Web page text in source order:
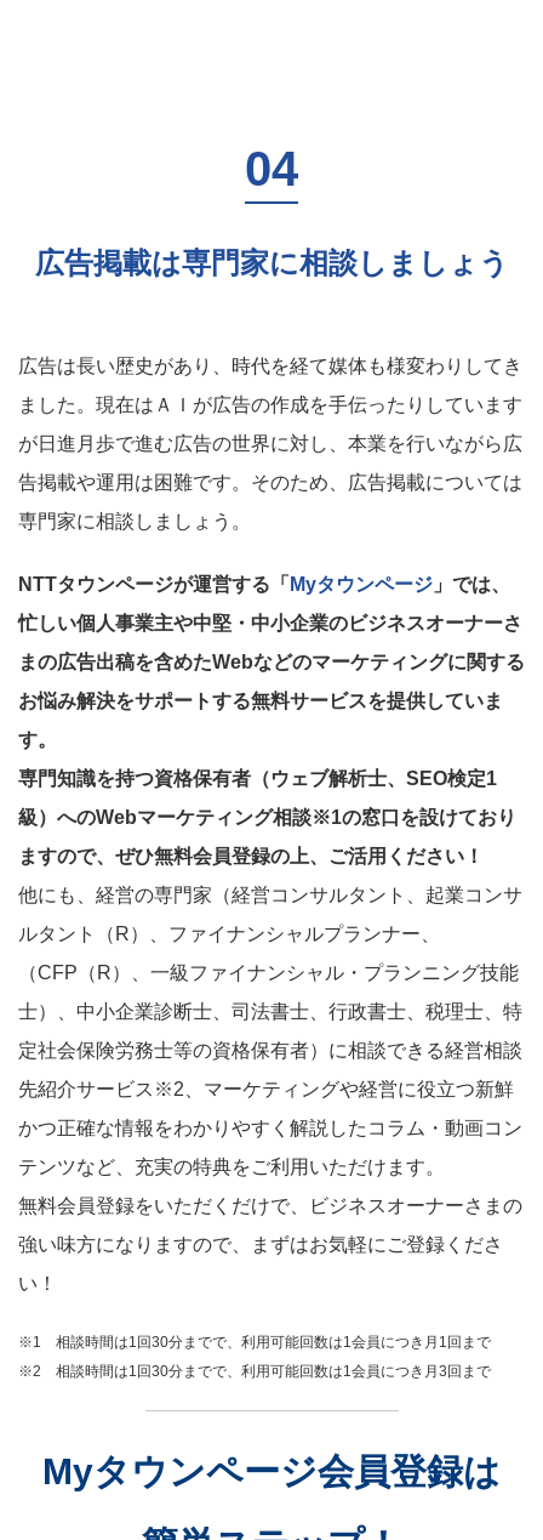
広告掲載は専門家に相談しましょう
広告は長い歴史があり、時代を経て媒体も様変わりしてき
ました。現在はＡＩが広告の作成を手伝ったりしています
が日進月歩で進む広告の世界に対し、本業を行いながら広
告掲載や運用は困難です。そのため、広告掲載については
専門家に相談しましょう。
NTTタウンページが運営する「 Myタウンページ 」では、
忙しい個人事業主や中堅・中小企業のビジネスオーナーさ
まの広告出稿を含めたWebなどのマーケティングに関する
お悩み解決をサポートする無料サービスを提供していま
す。
専門知識を持つ資格保有者（ウェブ解析士、SEO検定1
級）へのWebマーケティング相談※1の窓口を設けており
ますので、ぜひ無料会員登録の上、ご活用ください！
他にも、経営の専門家（経営コンサルタント、起業コンサ
ルタント（R）、ファイナンシャルプランナー、
（CFP（R）、一級ファイナンシャル・プランニング技能
士）、中小企業診断士、司法書士、行政書士、税理士、特
定社会保険労務士等の資格保有者）に相談できる経営相談
先紹介サービス※2、マーケティングや経営に役立つ新鮮
かつ正確な情報をわかりやすく解説したコラム・動画コン
テンツなど、充実の特典をご利用いただけます。
無料会員登録をいただくだけで、ビジネスオーナーさまの
強い味方になりますので、まずはお気軽にご登録くださ
い！
※1 相談時間は1回30分までで、利用可能回数は1会員につき月1回まで
※2 相談時間は1回30分までで、利用可能回数は1会員につき月3回まで
Myタウンページ会員登録は